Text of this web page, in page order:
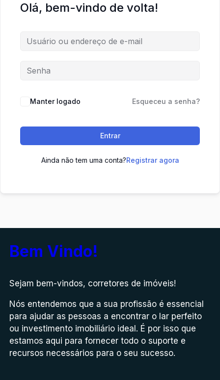
Olá, bem-vindo de volta!
Manter logado Esqueceu a senha?
Entrar
Ainda não tem uma conta?Registrar agora
Bem Vindo!
Sejam bem-vindos, corretores de imóveis!
Nós entendemos que a sua profissão é essencial
para ajudar as pessoas a encontrar o lar perfeito
ou investimento imobiliário ideal. É por isso que
estamos aqui para fornecer todo o suporte e
recursos necessários para o seu sucesso.